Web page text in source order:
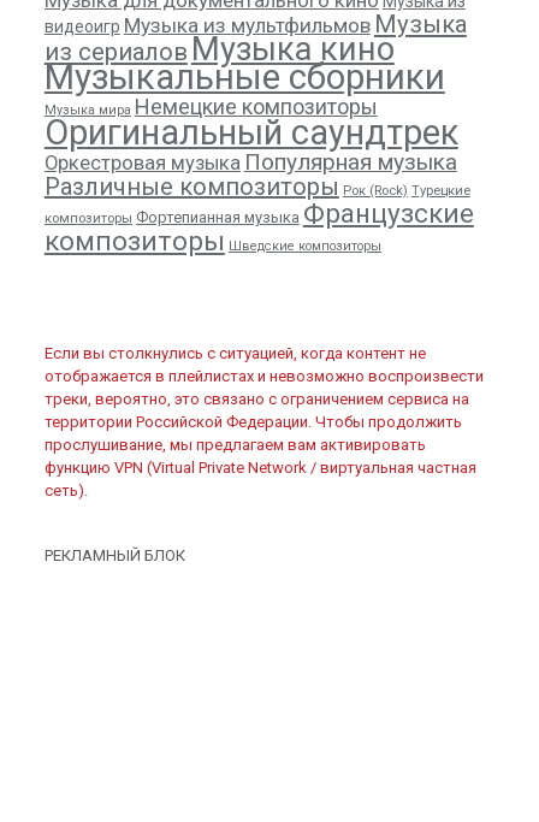
видеоигр Музыка из мультфильмов Музыка
из сериалов Музыка кино
Музыкальные сборники
Музыка мира Немецкие композиторы
Оригинальный саундтрек
Оркестровая музыка Популярная музыка
Различные композиторы Рок (Rock) Турецкие
композиторы Фортепианная музыка Французские
композиторы Шведские композиторы
Если вы столкнулись с ситуацией, когда контент не
отображается в плейлистах и невозможно воспроизвести
треки, вероятно, это связано с ограничением сервиса на
территории Российской Федерации. Чтобы продолжить
прослушивание, мы предлагаем вам активировать
функцию VPN (Virtual Private Network / виртуальная частная
сеть).
РЕКЛАМНЫЙ БЛОК